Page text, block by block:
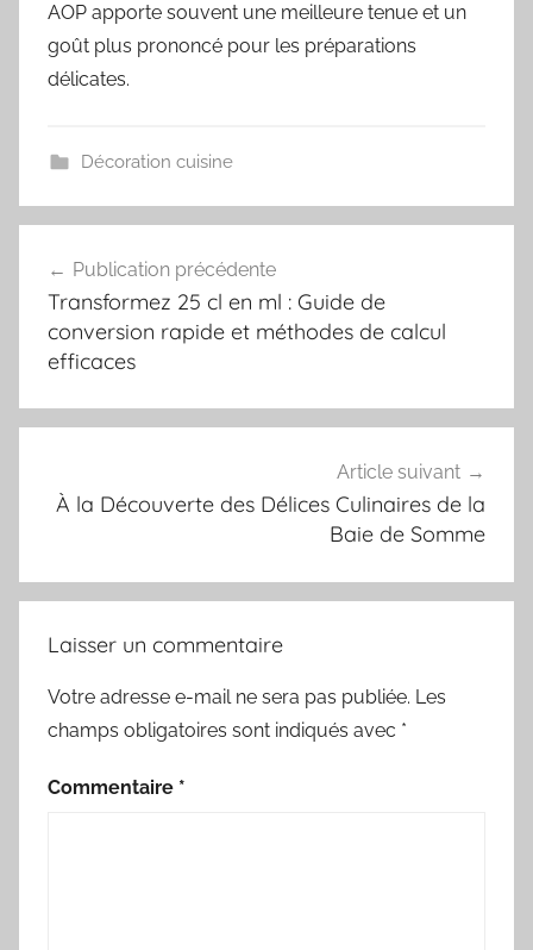
AOP apporte souvent une meilleure tenue et un
goût plus prononcé pour les préparations
délicates.
Décoration cuisine
de
l’article
Publication précédente
Transformez 25 cl en ml : Guide de
conversion rapide et méthodes de calcul
efficaces
Article suivant
À la Découverte des Délices Culinaires de la
Baie de Somme
Laisser un commentaire
Votre adresse e-mail ne sera pas publiée. Les
champs obligatoires sont indiqués avec *
Commentaire *